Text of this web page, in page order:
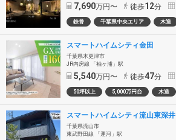
7,690万円〜 徒歩12分
鉄骨 千葉県中央エリア 木造
スマートハイムシティ金田
千葉県木更津市
JR内房線 「袖ヶ浦」駅
5,540万円〜 徒歩47分
50坪以上 5,000万円台 木造
スマートハイムシティ流山東深井
千葉県流山市
東武野田線 「運河」駅